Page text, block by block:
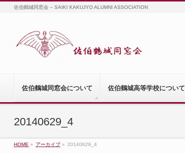
佐伯鶴城同窓会 – SAIKI KAKUJYO ALUMNI ASSOCIATION
佐伯鶴城同窓会について 佐伯鶴城高等学校について
20140629_4
HOME » アーカイブ » 20140629_4